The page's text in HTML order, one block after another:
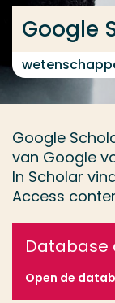
Google
Google
van Google
In Scholar
Access
Database
Open de